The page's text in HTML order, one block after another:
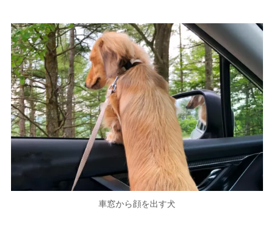
車窓から顔を出す犬